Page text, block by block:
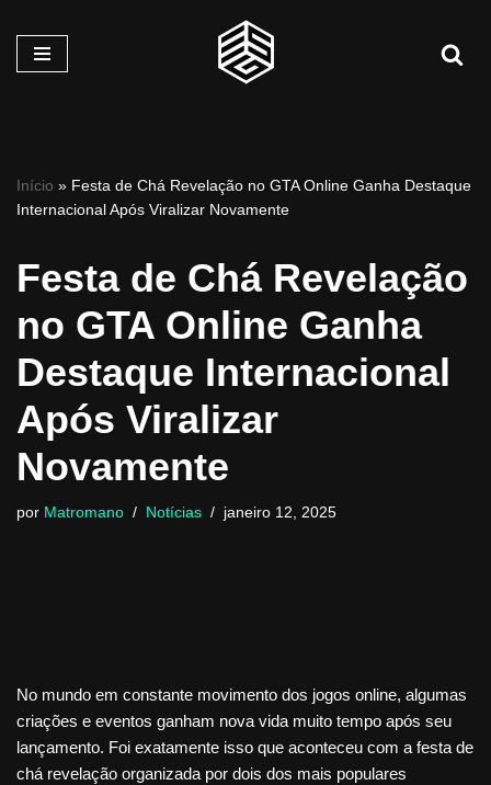
Pular
Início » Festa de Chá Revelação no GTA Online Ganha Destaque
Internacional Após Viralizar Novamente
Festa de Chá Revelação
no GTA Online Ganha
Destaque Internacional
Após Viralizar
Novamente
por Matromano Notícias janeiro 12, 2025
No mundo em constante movimento dos jogos online, algumas
criações e eventos ganham nova vida muito tempo após seu
lançamento. Foi exatamente isso que aconteceu com a festa de
chá revelação organizada por dois dos mais populares